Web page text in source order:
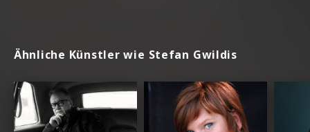
Ähnliche Künstler wie Stefan Gwildis